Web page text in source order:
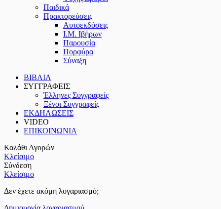
Παιδικά
Πρακτoρεύσεις
Αυτοεκδόσεις
Ι.Μ. Ιβήρων
Παρουσία
Πορφύρα
Σύναξη
ΒΙΒΛΙΑ
ΣΥΓΓΡΑΦΕΙΣ
Έλληνες Συγγραφείς
Ξένοι Συγγραφείς
ΕΚΔΗΛΩΣΕΙΣ
VIDEO
ΕΠΙΚΟΙΝΩΝΙΑ
Καλάθι Αγορών
Κλείσιμο
Σύνδεση
Κλείσιμο
Δεν έχετε ακόμη λογαριασμό;